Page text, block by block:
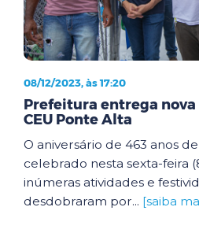
08/12/2023, às 17:20
Prefeitura entrega nova
CEU Ponte Alta
O aniversário de 463 anos
celebrado nesta sexta-feira
inúmeras atividades e
desdobraram por... [saiba